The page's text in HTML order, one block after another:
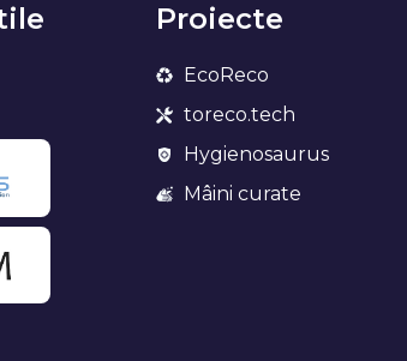
Proiecte
EcoReco
toreco.tech
Hygienosaurus
Mâini curate